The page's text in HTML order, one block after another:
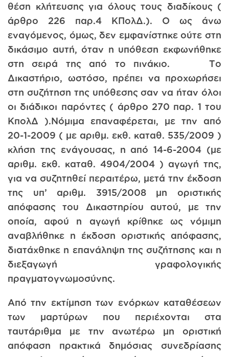
θέση κλήτευσης για όλους τους διαδίκους (
άρθρο 226 παρ.4 ΚΠολΔ.). Ο ως άνω
εναγόμενος, όμως, δεν εμφανίστηκε ούτε στη
δικάσιμο αυτή, όταν η υπόθεση εκφωνήθηκε
στη σειρά της από το πινάκιο. Το
Δικαστήριο, ωστόσο, πρέπει να προχωρήσει
στη συζήτηση της υπόθεσης σαν να ήταν όλοι
οι διάδικοι παρόντες ( άρθρο 270 παρ. 1 του
ΚπολΔ ).Νόμιμα επαναφέρεται, με την από
20-1-2009 ( με αριθμ. εκθ. καταθ. 535/2009 )
κλήση της ενάγουσας, η από 14-6-2004 (με
αριθμ. εκθ. καταθ. 4904/2004 ) αγωγή της,
για να συζητηθεί περαιτέρω, μετά την έκδοση
της υπ’ αριθμ. 3915/2008 μη οριστικής
απόφασης του Δικαστηρίου αυτού, με την
οποία, αφού η αγωγή κρίθηκε ως νόμιμη
αναβλήθηκε η έκδοση οριστικής απόφασης,
διατάχθηκε η επανάληψη της συζήτησης και η
διεξαγωγή γραφολογικής
πραγματογνωμοσύνης.
Από την εκτίμηση των ενόρκων καταθέσεων
των μαρτύρων που περιέχονται στα
ταυτάριθμα με την ανωτέρω μη οριστική
απόφαση πρακτικά δημόσιας συνεδρίασης